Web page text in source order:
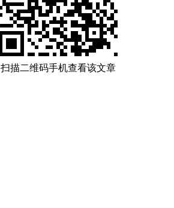
扫描二维码手机查看该文章